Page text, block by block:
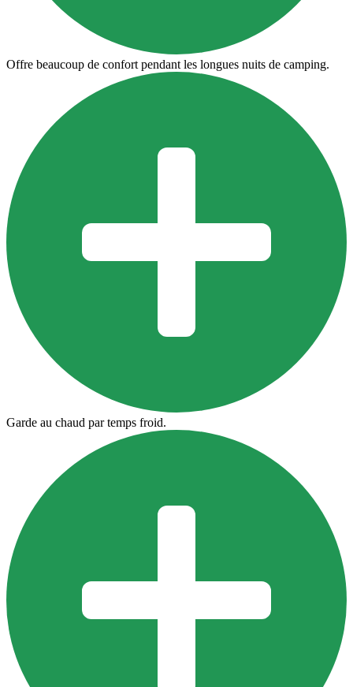
Offre beaucoup de confort pendant les longues nuits de camping.
Garde au chaud par temps froid.